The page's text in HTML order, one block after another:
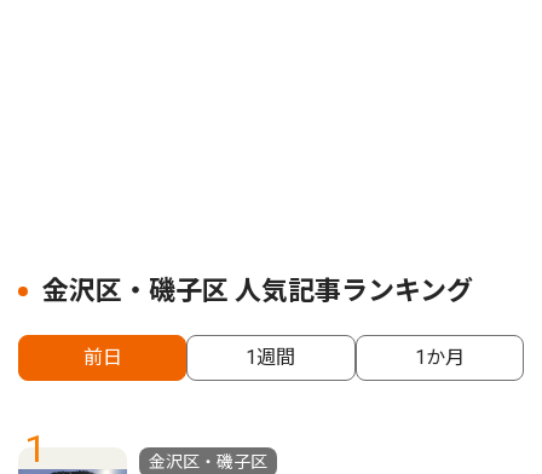
金沢区・磯子区 人気記事ランキング
前日 1週間 1か月
1
金沢区・磯子区